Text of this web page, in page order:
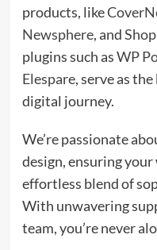
products, like
Newsphere, and
plugins such asWP
Elespare, serve as
digital journey.
We’re passionate
design, ensuring
effortless blend of
With unwavering
team, you’re never